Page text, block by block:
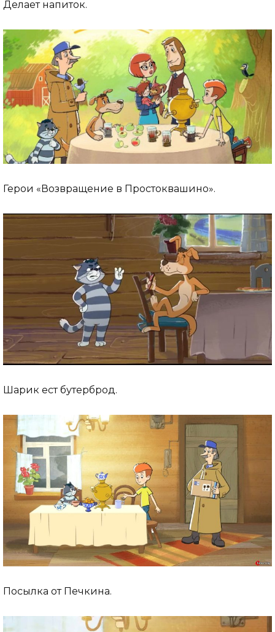
Делает напиток.
Герои «Возвращение в Простоквашино».
Шарик ест бутерброд.
Посылка от Печкина.